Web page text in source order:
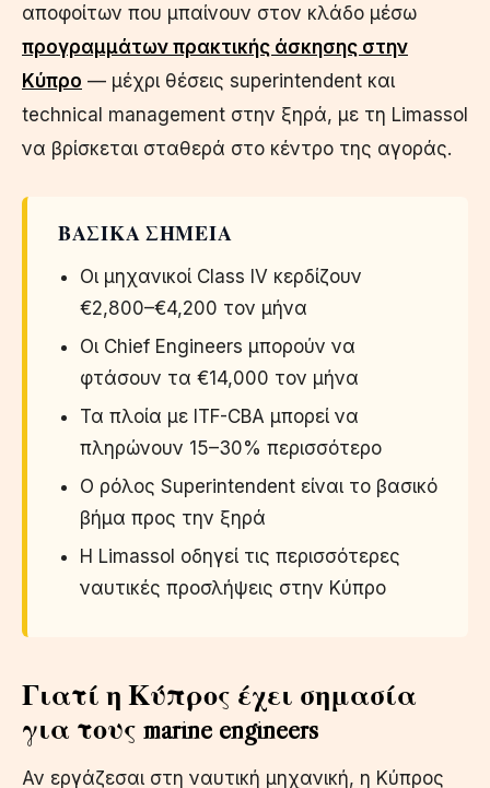
αποφοίτων που μπαίνουν στον κλάδο μέσω
προγραμμάτων πρακτικής άσκησης στην
Κύπρο — μέχρι θέσεις superintendent και
technical management στην ξηρά, με τη Limassol
να βρίσκεται σταθερά στο κέντρο της αγοράς.
ΒΑΣΙΚΆ ΣΗΜΕΊΑ
Οι μηχανικοί Class IV κερδίζουν
€2,800–€4,200 τον μήνα
Οι Chief Engineers μπορούν να
φτάσουν τα €14,000 τον μήνα
Τα πλοία με ITF-CBA μπορεί να
πληρώνουν 15–30% περισσότερο
Ο ρόλος Superintendent είναι το βασικό
βήμα προς την ξηρά
Η Limassol οδηγεί τις περισσότερες
ναυτικές προσλήψεις στην Κύπρο
Γιατί η Κύπρος έχει σημασία
για τους marine engineers
Αν εργάζεσαι στη ναυτική μηχανική, η Κύπρος